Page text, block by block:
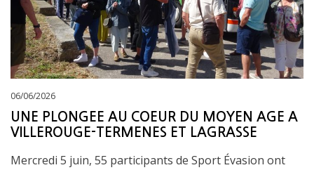
Posted
on
06/06/2026
UNE PLONGEE AU COEUR DU MOYEN AGE A
VILLEROUGE-TERMENES ET LAGRASSE
Mercredi 5 juin, 55 participants de Sport Évasion ont